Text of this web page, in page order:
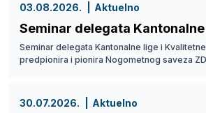
03.08.2026. Aktuelno
Seminar delegata Kantonalne
Seminar delegata Kantonalne lige i
predpionira i pionira Nogometnog saveza
30.07.2026. Aktuelno